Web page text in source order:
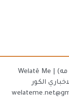
(ولاتي مه) | Welatê Me
الكور